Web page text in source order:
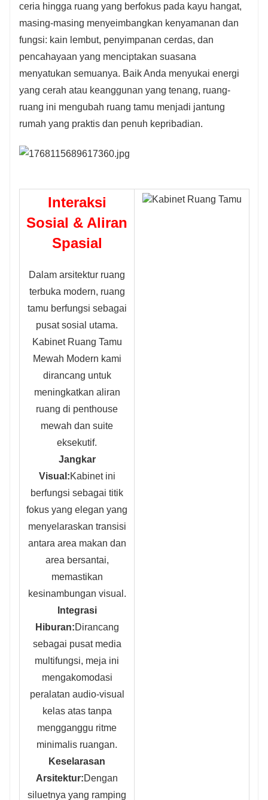
ceria hingga ruang yang berfokus pada kayu hangat,
masing-masing menyeimbangkan kenyamanan dan
fungsi: kain lembut, penyimpanan cerdas, dan
pencahayaan yang menciptakan suasana
menyatukan semuanya. Baik Anda menyukai energi
yang cerah atau keanggunan yang tenang, ruang-
ruang ini mengubah ruang tamu menjadi jantung
rumah yang praktis dan penuh kepribadian.
Interaksi
Sosial & Aliran
Spasial
Dalam arsitektur ruang
terbuka modern, ruang
tamu berfungsi sebagai
pusat sosial utama.
Kabinet Ruang Tamu
Mewah Modern kami
dirancang untuk
meningkatkan aliran
ruang di penthouse
mewah dan suite
eksekutif.
Jangkar
Visual:Kabinet ini
berfungsi sebagai titik
fokus yang elegan yang
menyelaraskan transisi
antara area makan dan
area bersantai,
memastikan
kesinambungan visual.
Integrasi
Hiburan:Dirancang
sebagai pusat media
multifungsi, meja ini
mengakomodasi
peralatan audio-visual
kelas atas tanpa
mengganggu ritme
minimalis ruangan.
Keselarasan
Arsitektur:Dengan
siluetnya yang ramping